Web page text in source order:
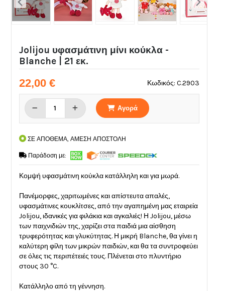
Jolijou υφασμάτινη μίνι κούκλα -
Blanche | 21 εκ.
Κωδικός: C.2903
22,00 €
Αγορά
ΣΕ ΑΠΟΘΕΜΑ, ΑΜΕΣΗ ΑΠΟΣΤΟΛΗ
Παράδοση με:
Κομψή υφασμάτινη κούκλα κατάλληλη και για μωρά.
Πανέμορφες, χαριτωμένες και απίστευτα απαλές,
υφασμάτινες κουκλίτσες, από την αγαπημένη μας εταιρεία
Jolijou, ιδανικές για φιλάκια και αγκαλιές! Η Jolijou, μέσω
των παιχνιδιών της, χαρίζει στα παιδιά μια αίσθηση
τρυφερότητας και γλυκύτητας. Η μικρή Blanche, θα γίνει η
καλύτερη φίλη των μικρών παιδιών, και θα τα συντροφεύει
σε όλες τις περιπέτειές τους. Πλένεται στο πλυντήριο
στους 30 °C.
Κατάλληλο από τη γέννηση.